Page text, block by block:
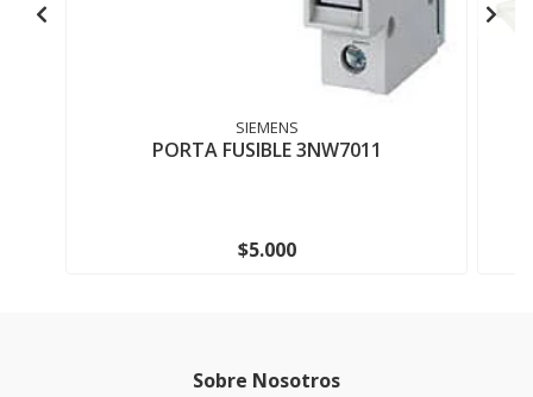
SIEMENS
PORTA FUSIBLE 3NW7011
$5.000
Sobre Nosotros